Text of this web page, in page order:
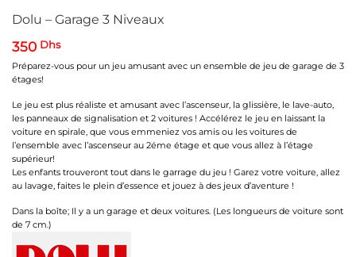
Dolu – Garage 3 Niveaux
350 Dhs
Préparez-vous pour un jeu amusant avec un ensemble de jeu de garage de 3
étages!
Le jeu est plus réaliste et amusant avec l’ascenseur, la glissière, le lave-auto,
les panneaux de signalisation et 2 voitures ! Accélérez le jeu en laissant la
voiture en spirale, que vous emmeniez vos amis ou les voitures de
l’ensemble avec l’ascenseur au 2éme étage et que vous allez à l’étage
supérieur!
Les enfants trouveront tout dans le garrage du jeu ! Garez votre voiture, allez
au lavage, faites le plein d’essence et jouez à des jeux d’aventure !
Dans la boîte; Il y a un garage et deux voitures. (Les longueurs de voiture sont
de 7 cm.)